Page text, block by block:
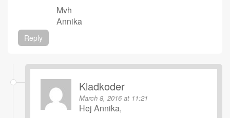
Mvh
Annika
Reply
Kladkoder
March 8, 2016 at 11:21
Hej Annika,